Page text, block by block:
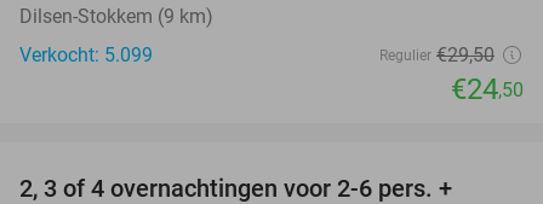
Dilsen-Stokkem (9 km)
Verkocht: 5.099
Regulier €29,50
€24,50
2, 3 of 4 overnachtingen voor 2-6 pers. +